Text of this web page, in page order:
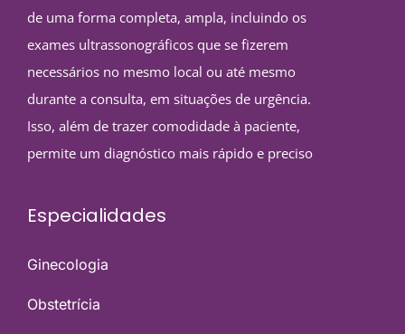
de uma forma completa, ampla, incluindo os
exames ultrassonográficos que se fizerem
necessários no mesmo local ou até mesmo
durante a consulta, em situações de urgência.
Isso, além de trazer comodidade à paciente,
permite um diagnóstico mais rápido e preciso
Especialidades
Ginecologia
Obstetrícia